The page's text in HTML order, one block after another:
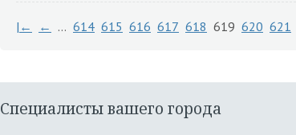
|← ← … 614 615 616 617 618 619 620 621
Специалисты вашего города